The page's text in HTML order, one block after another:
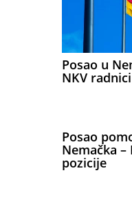
Posao u
NKV
Posao
Nemačka
pozicije